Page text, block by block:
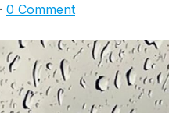
0 Comment